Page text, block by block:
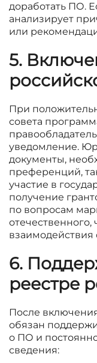
доработать ПО.
анализирует
или
5.
При
совета
уведомление.
документы,
преференций,
участие в
получение
по вопросам
отечественного,
взаимодействия
6.
реестре
После
обязан
о ПО и
сведения: